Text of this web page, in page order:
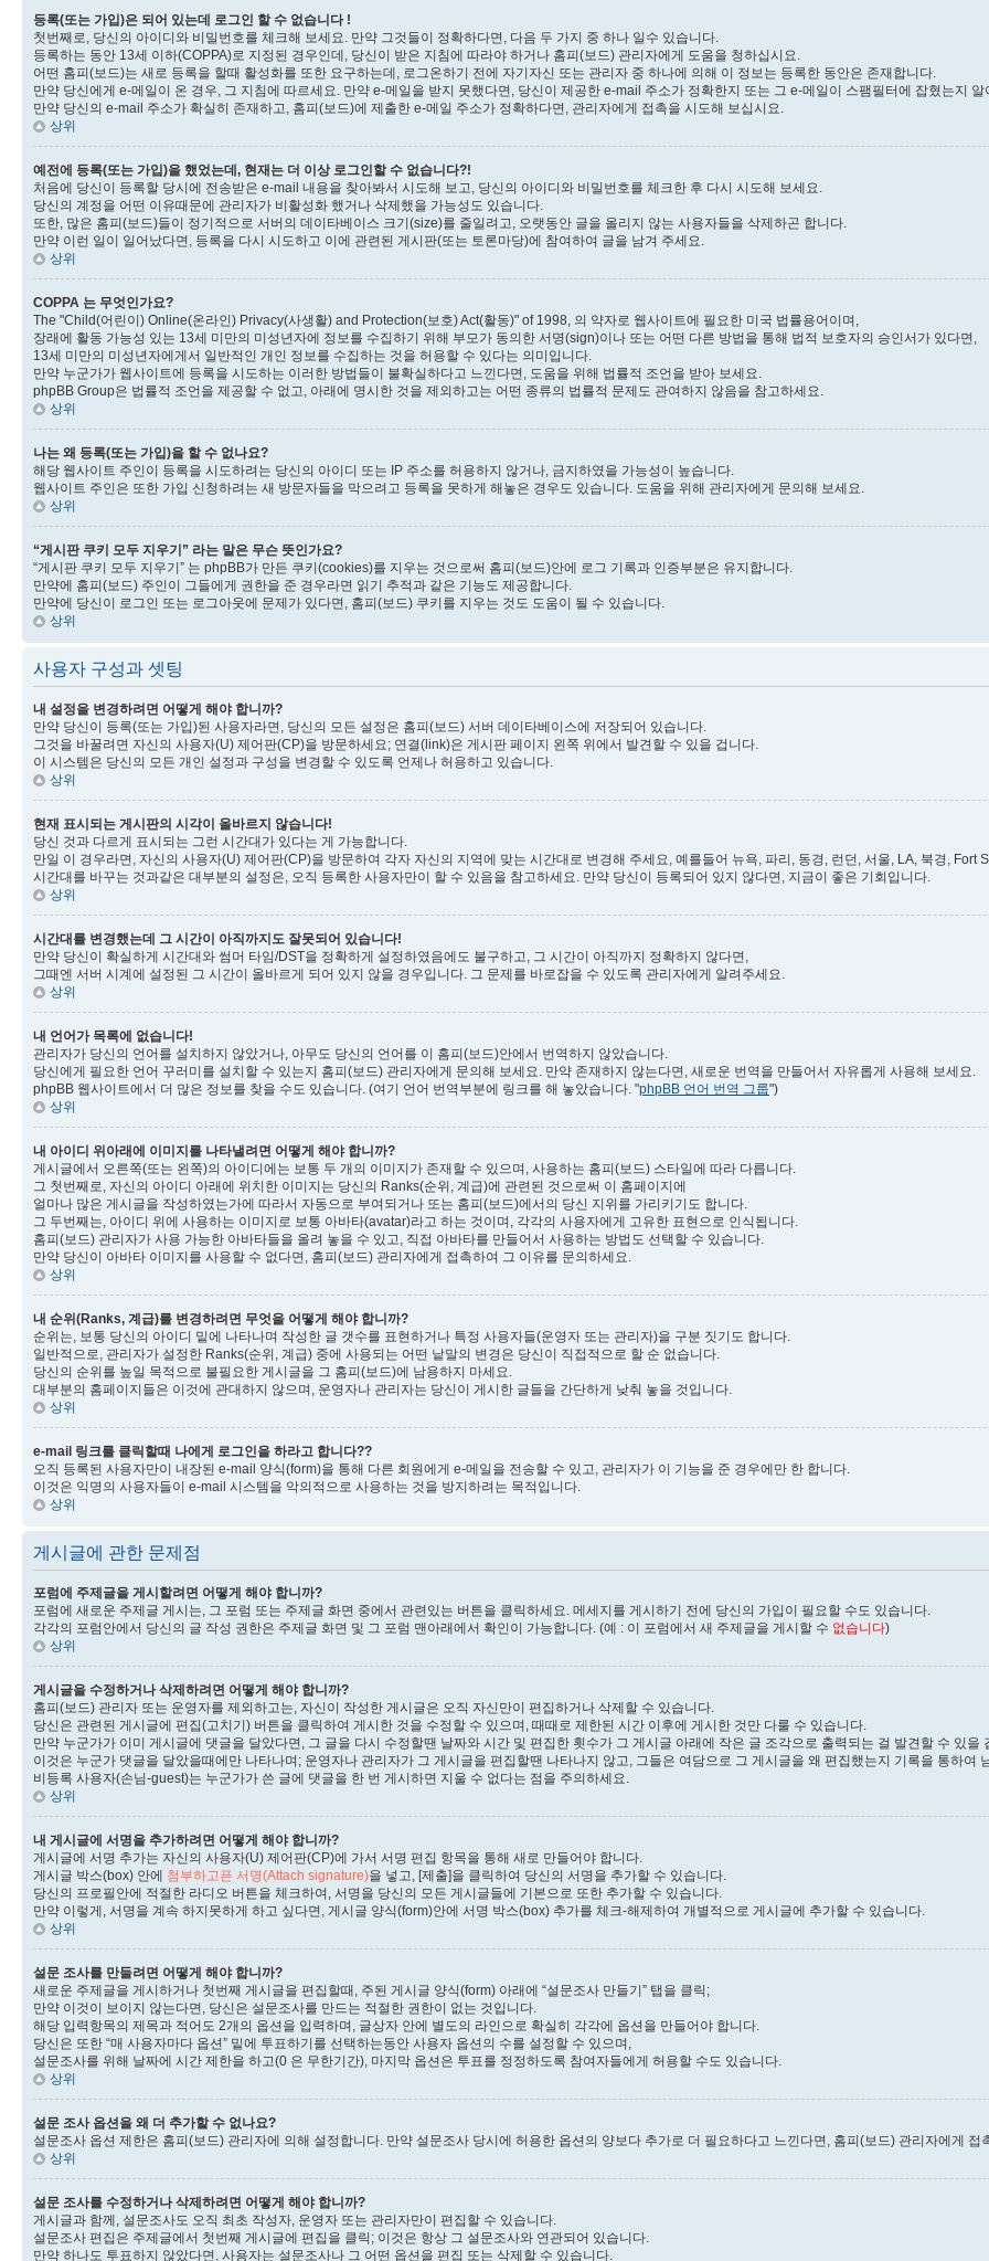
등록(또는 가입)은 되어 있는데 로그인 할 수 없습니다 !
첫번째로, 당신의 아이디와 비밀번호를 체크해 보세요. 만약 그것들이 정확하다면, 다음 두 가지 중 하나 일수 있습니다.
등록하는 동안 13세 이하(COPPA)로 지정된 경우인데, 당신이 받은 지침에 따라야 하거나 홈피(보드) 관리자에게 도움을 청하십시요.
어떤 홈피(보드)는 새로 등록을 할때 활성화를 또한 요구하는데, 로그온하기 전에 자기자신 또는 관리자 중 하나에 의해 이 정보는 등록한 동안은 존재합니다.
만약 당신에게 e-메일이 온 경우, 그 지침에 따르세요. 만약 e-메일을 받지 못했다면, 당신이 제공한 e-mail 주소가 정확한지 또는 그 e-메일이 스팸필터에 잡혔는지 알
만약 당신의 e-mail 주소가 확실히 존재하고, 홈피(보드)에 제출한 e-메일 주소가 정확하다면, 관리자에게 접촉을 시도해 보십시요.
상위
예전에 등록(또는 가입)을 했었는데, 현재는 더 이상 로그인할 수 없습니다?!
처음에 당신이 등록할 당시에 전송받은 e-mail 내용을 찾아봐서 시도해 보고, 당신의 아이디와 비밀번호를 체크한 후 다시 시도해 보세요.
당신의 계정을 어떤 이유때문에 관리자가 비활성화 했거나 삭제했을 가능성도 있습니다.
또한, 많은 홈피(보드)들이 정기적으로 서버의 데이타베이스 크기(size)를 줄일려고, 오랫동안 글을 올리지 않는 사용자들을 삭제하곤 합니다.
만약 이런 일이 일어났다면, 등록을 다시 시도하고 이에 관련된 게시판(또는 토론마당)에 참여하여 글을 남겨 주세요.
상위
COPPA 는 무엇인가요?
The "Child(어린이) Online(온라인) Privacy(사생활) and Protection(보호) Act(활동)" of 1998, 의 약자로 웹사이트에 필요한 미국 법률용어이며,
장래에 활동 가능성 있는 13세 미만의 미성년자에 정보를 수집하기 위해 부모가 동의한 서명(sign)이나 또는 어떤 다른 방법을 통해 법적 보호자의 승인서가 있다면,
13세 미만의 미성년자에게서 일반적인 개인 정보를 수집하는 것을 허용할 수 있다는 의미입니다.
만약 누군가가 웹사이트에 등록을 시도하는 이러한 방법들이 불확실하다고 느낀다면, 도움을 위해 법률적 조언을 받아 보세요.
phpBB Group은 법률적 조언을 제공할 수 없고, 아래에 명시한 것을 제외하고는 어떤 종류의 법률적 문제도 관여하지 않음을 참고하세요.
상위
나는 왜 등록(또는 가입)을 할 수 없나요?
해당 웹사이트 주인이 등록을 시도하려는 당신의 아이디 또는 IP 주소를 허용하지 않거나, 금지하였을 가능성이 높습니다.
웹사이트 주인은 또한 가입 신청하려는 새 방문자들을 막으려고 등록을 못하게 해놓은 경우도 있습니다. 도움을 위해 관리자에게 문의해 보세요.
상위
“게시판 쿠키 모두 지우기” 라는 말은 무슨 뜻인가요?
“게시판 쿠키 모두 지우기” 는 phpBB가 만든 쿠키(cookies)를 지우는 것으로써 홈피(보드)안에 로그 기록과 인증부분은 유지합니다.
만약에 홈피(보드) 주인이 그들에게 권한을 준 경우라면 읽기 추적과 같은 기능도 제공합니다.
만약에 당신이 로그인 또는 로그아웃에 문제가 있다면, 홈피(보드) 쿠키를 지우는 것도 도움이 될 수 있습니다.
상위
사용자 구성과 셋팅
내 설정을 변경하려면 어떻게 해야 합니까?
만약 당신이 등록(또는 가입)된 사용자라면, 당신의 모든 설정은 홈피(보드) 서버 데이타베이스에 저장되어 있습니다.
그것을 바꿀려면 자신의 사용자(U) 제어판(CP)을 방문하세요; 연결(link)은 게시판 페이지 왼쪽 위에서 발견할 수 있을 겁니다.
이 시스템은 당신의 모든 개인 설정과 구성을 변경할 수 있도록 언제나 허용하고 있습니다.
상위
현재 표시되는 게시판의 시각이 올바르지 않습니다!
당신 것과 다르게 표시되는 그런 시간대가 있다는 게 가능합니다.
만일 이 경우라면, 자신의 사용자(U) 제어판(CP)을 방문하여 각자 자신의 지역에 맞는 시간대로 변경해 주세요, 예를들어 뉴욕, 파리, 동경, 런던, 서울, LA, 북경, Fort
시간대를 바꾸는 것과같은 대부분의 설정은, 오직 등록한 사용자만이 할 수 있음을 참고하세요. 만약 당신이 등록되어 있지 않다면, 지금이 좋은 기회입니다.
상위
시간대를 변경했는데 그 시간이 아직까지도 잘못되어 있습니다!
만약 당신이 확실하게 시간대와 썸머 타임/DST을 정확하게 설정하였음에도 불구하고, 그 시간이 아직까지 정확하지 않다면,
그때엔 서버 시계에 설정된 그 시간이 올바르게 되어 있지 않을 경우입니다. 그 문제를 바로잡을 수 있도록 관리자에게 알려주세요.
상위
내 언어가 목록에 없습니다!
관리자가 당신의 언어를 설치하지 않았거나, 아무도 당신의 언어를 이 홈피(보드)안에서 번역하지 않았습니다.
당신에게 필요한 언어 꾸러미를 설치할 수 있는지 홈피(보드) 관리자에게 문의해 보세요. 만약 존재하지 않는다면, 새로운 번역을 만들어서 자유롭게 사용해 보세요.
phpBB 웹사이트에서 더 많은 정보를 찾을 수도 있습니다. (여기 언어 번역부분에 링크를 해 놓았습니다. "phpBB 언어 번역 그룹")
상위
내 아이디 위아래에 이미지를 나타낼려면 어떻게 해야 합니까?
게시글에서 오른쪽(또는 왼쪽)의 아이디에는 보통 두 개의 이미지가 존재할 수 있으며, 사용하는 홈피(보드) 스타일에 따라 다릅니다.
그 첫번째로, 자신의 아이디 아래에 위치한 이미지는 당신의 Ranks(순위, 계급)에 관련된 것으로써 이 홈페이지에
얼마나 많은 게시글을 작성하였는가에 따라서 자동으로 부여되거나 또는 홈피(보드)에서의 당신 지위를 가리키기도 합니다.
그 두번째는, 아이디 위에 사용하는 이미지로 보통 아바타(avatar)라고 하는 것이며, 각각의 사용자에게 고유한 표현으로 인식됩니다.
홈피(보드) 관리자가 사용 가능한 아바타들을 올려 놓을 수 있고, 직접 아바타를 만들어서 사용하는 방법도 선택할 수 있습니다.
만약 당신이 아바타 이미지를 사용할 수 없다면, 홈피(보드) 관리자에게 접촉하여 그 이유를 문의하세요.
상위
내 순위(Ranks, 계급)를 변경하려면 무엇을 어떻게 해야 합니까?
순위는, 보통 당신의 아이디 밑에 나타나며 작성한 글 갯수를 표현하거나 특정 사용자들(운영자 또는 관리자)을 구분 짓기도 합니다.
일반적으로, 관리자가 설정한 Ranks(순위, 계급) 중에 사용되는 어떤 낱말의 변경은 당신이 직접적으로 할 순 없습니다.
당신의 순위를 높일 목적으로 불필요한 게시글을 그 홈피(보드)에 남용하지 마세요.
대부분의 홈페이지들은 이것에 관대하지 않으며, 운영자나 관리자는 당신이 게시한 글들을 간단하게 낮춰 놓을 것입니다.
상위
e-mail 링크를 클릭할때 나에게 로그인을 하라고 합니다??
오직 등록된 사용자만이 내장된 e-mail 양식(form)을 통해 다른 회원에게 e-메일을 전송할 수 있고, 관리자가 이 기능을 준 경우에만 한 합니다.
이것은 익명의 사용자들이 e-mail 시스템을 악의적으로 사용하는 것을 방지하려는 목적입니다.
상위
게시글에 관한 문제점
포럼에 주제글을 게시할려면 어떻게 해야 합니까?
포럼에 새로운 주제글 게시는, 그 포럼 또는 주제글 화면 중에서 관련있는 버튼을 클릭하세요. 메세지를 게시하기 전에 당신의 가입이 필요할 수도 있습니다.
각각의 포럼안에서 당신의 글 작성 권한은 주제글 화면 및 그 포럼 맨아래에서 확인이 가능합니다. (예 : 이 포럼에서 새 주제글을 게시할 수 없습니다)
상위
게시글을 수정하거나 삭제하려면 어떻게 해야 합니까?
홈피(보드) 관리자 또는 운영자를 제외하고는, 자신이 작성한 게시글은 오직 자신만이 편집하거나 삭제할 수 있습니다.
당신은 관련된 게시글에 편집(고치기) 버튼을 클릭하여 게시한 것을 수정할 수 있으며, 때때로 제한된 시간 이후에 게시한 것만 다룰 수 있습니다.
만약 누군가가 이미 게시글에 댓글을 달았다면, 그 글을 다시 수정할땐 날짜와 시간 및 편집한 횟수가 그 게시글 아래에 작은 글 조각으로 출력되는 걸 발견할 수 있을
이것은 누군가 댓글을 달았을때에만 나타나며; 운영자나 관리자가 그 게시글을 편집할땐 나타나지 않고, 그들은 여담으로 그 게시글을 왜 편집했는지 기록을 통하여
비등록 사용자(손님-guest)는 누군가가 쓴 글에 댓글을 한 번 게시하면 지울 수 없다는 점을 주의하세요.
상위
내 게시글에 서명을 추가하려면 어떻게 해야 합니까?
게시글에 서명 추가는 자신의 사용자(U) 제어판(CP)에 가서 서명 편집 항목을 통해 새로 만들어야 합니다.
게시글 박스(box) 안에 첨부하고픈 서명(Attach signature)을 넣고, [제출]을 클릭하여 당신의 서명을 추가할 수 있습니다.
당신의 프로필안에 적절한 라디오 버튼을 체크하여, 서명을 당신의 모든 게시글들에 기본으로 또한 추가할 수 있습니다.
만약 이렇게, 서명을 계속 하지못하게 하고 싶다면, 게시글 양식(form)안에 서명 박스(box) 추가를 체크-해제하여 개별적으로 게시글에 추가할 수 있습니다.
상위
설문 조사를 만들려면 어떻게 해야 합니까?
새로운 주제글을 게시하거나 첫번째 게시글을 편집할때, 주된 게시글 양식(form) 아래에 “설문조사 만들기” 탭을 클릭;
만약 이것이 보이지 않는다면, 당신은 설문조사를 만드는 적절한 권한이 없는 것입니다.
해당 입력항목의 제목과 적어도 2개의 옵션을 입력하며, 글상자 안에 별도의 라인으로 확실히 각각에 옵션을 만들어야 합니다.
당신은 또한 “매 사용자마다 옵션” 밑에 투표하기를 선택하는동안 사용자 옵션의 수를 설정할 수 있으며,
설문조사를 위해 날짜에 시간 제한을 하고(0 은 무한기간), 마지막 옵션은 투표를 정정하도록 참여자들에게 허용할 수도 있습니다.
상위
설문 조사 옵션을 왜 더 추가할 수 없나요?
설문조사 옵션 제한은 홈피(보드) 관리자에 의해 설정합니다. 만약 설문조사 당시에 허용한 옵션의 양보다 추가로 더 필요하다고 느낀다면, 홈피(보드) 관리자에게 접
상위
설문 조사를 수정하거나 삭제하려면 어떻게 해야 합니까?
게시글과 함께, 설문조사도 오직 최초 작성자, 운영자 또는 관리자만이 편집할 수 있습니다.
설문조사 편집은 주제글에서 첫번째 게시글에 편집을 클릭; 이것은 항상 그 설문조사와 연관되어 있습니다.
만약 하나도 투표하지 않았다면, 사용자는 설문조사나 그 어떤 옵션을 편집 또는 삭제할 수 있습니다.